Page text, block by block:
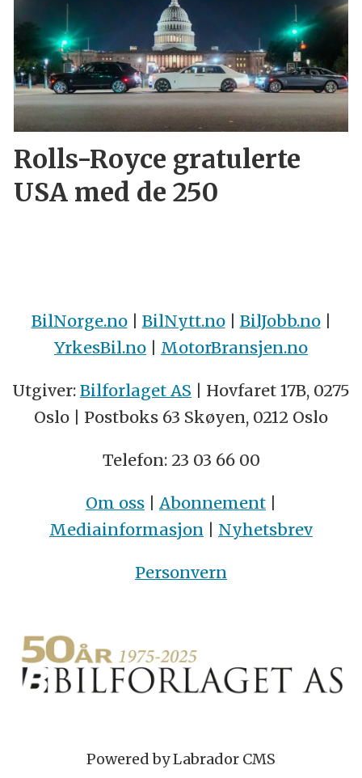
Rolls-Royce gratulerte
USA med de 250
BilNorge.no| BilNytt.no| BilJobb.no|
YrkesBil.no | MotorBransjen.no
Utgiver: Bilforlaget AS | Hovfaret 17B, 0275
Oslo | Postboks 63 Skøyen, 0212 Oslo
Telefon: 23 03 66 00
Om oss | Abonnement |
Mediainformasjon | Nyhetsbrev
Personvern
Powered by Labrador CMS